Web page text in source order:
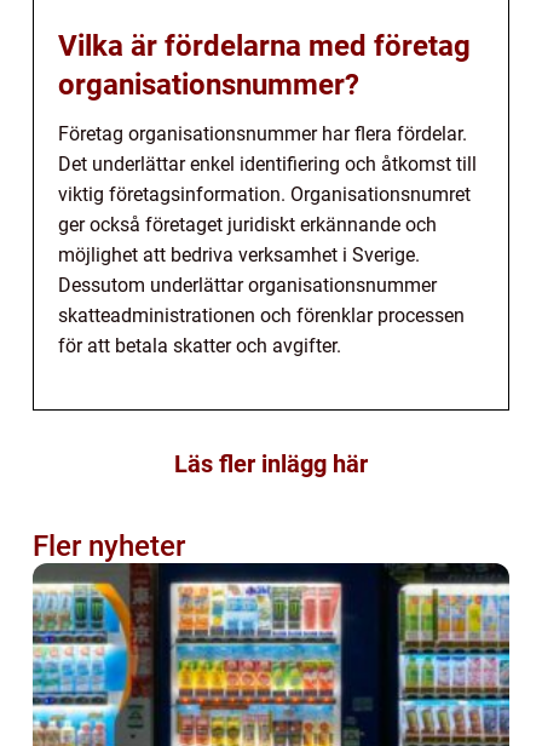
Vilka är fördelarna med företag
organisationsnummer?
Företag organisationsnummer har flera fördelar.
Det underlättar enkel identifiering och åtkomst till
viktig företagsinformation. Organisationsnumret
ger också företaget juridiskt erkännande och
möjlighet att bedriva verksamhet i Sverige.
Dessutom underlättar organisationsnummer
skatteadministrationen och förenklar processen
för att betala skatter och avgifter.
Läs fler inlägg här
Fler nyheter